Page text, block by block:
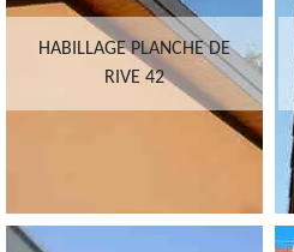
HABILLAGE PLANCHE DE
RIVE 42